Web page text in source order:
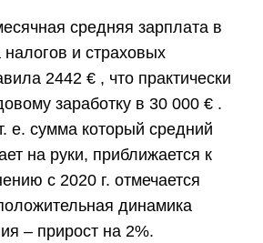
средняя зарплата в
налогов и страховых
2442 € , что практически
заработку в 30 000 € .
е. сумма который средний
на руки, приближается к
с 2020 г. отмечается
динамика
– прирост на 2%.